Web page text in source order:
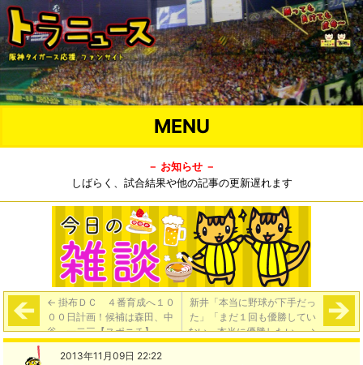
MENU
－ お知らせ －
しばらく、試合結果や他の記事の更新遅れます
← 掛布ＤＣ ４番育成へ１０
００日計画！候補は森田、中
谷、一二三【スポニチ】
新井「本当に野球が下手だっ
た」「まだ１回も優勝してい
ない。本当に優勝したい」→
2013年11月09日 22:22